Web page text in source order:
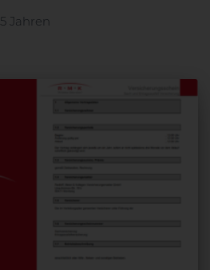
5 Jahren